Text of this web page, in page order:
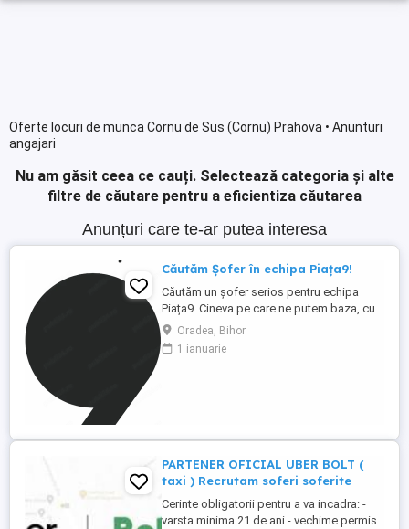
Oferte locuri de munca Cornu de Sus (Cornu) Prahova • Anunturi
angajari
Nu am găsit ceea ce cauți. Selectează categoria și alte
filtre de căutare pentru a eficientiza căutarea
Anunțuri care te-ar putea interesa
Căutăm Șofer în echipa Piața9!
Căutăm un șofer serios pentru echipa
Piața9. Cineva pe care ne putem baza, cu
marfa și cu mașina. Salariu: 6.300 6.800 lei
brut lună Ce vei face: - Vei conduce o
dubă Ford Transit de 3,5 tone pentru
Oradea, Bihor
1 ianuarie
PARTENER OFICIAL UBER BOLT (
taxi ) Recrutam soferi soferite
Cerinte obligatorii pentru a va incadra: -
varsta minima 21 de ani - vechime permis